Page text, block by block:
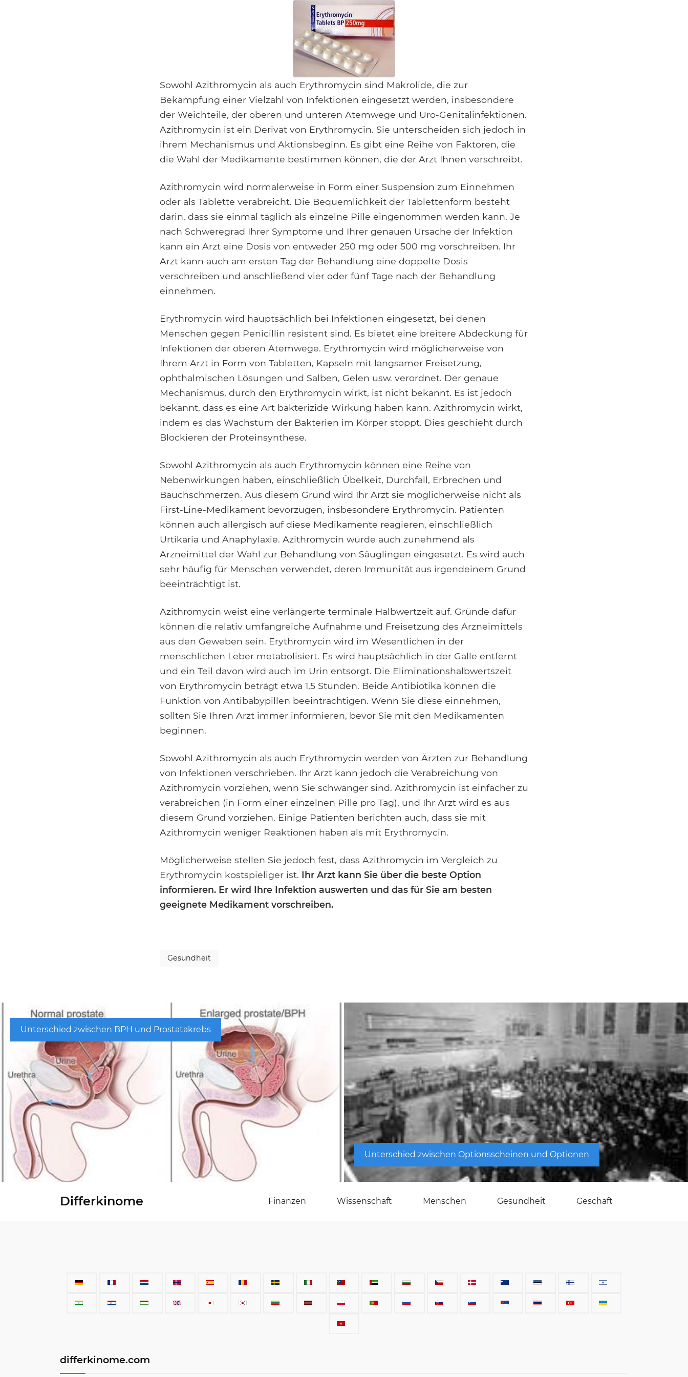
Facebook Google+Tumblr
Sowohl Azithromycin als auch Erythromycin sind Makrolide, die zur
Bekämpfung einer Vielzahl von Infektionen eingesetzt werden, insbesondere
der Weichteile, der oberen und unteren Atemwege und Uro-Genitalinfektionen.
Azithromycin ist ein Derivat von Erythromycin. Sie unterscheiden sich jedoch in
ihrem Mechanismus und Aktionsbeginn. Es gibt eine Reihe von Faktoren, die
die Wahl der Medikamente bestimmen können, die der Arzt Ihnen verschreibt.
Azithromycin wird normalerweise in Form einer Suspension zum Einnehmen
oder als Tablette verabreicht. Die Bequemlichkeit der Tablettenform besteht
darin, dass sie einmal täglich als einzelne Pille eingenommen werden kann. Je
nach Schweregrad Ihrer Symptome und Ihrer genauen Ursache der Infektion
kann ein Arzt eine Dosis von entweder 250 mg oder 500 mg vorschreiben. Ihr
Arzt kann auch am ersten Tag der Behandlung eine doppelte Dosis
verschreiben und anschließend vier oder fünf Tage nach der Behandlung
einnehmen.
Erythromycin wird hauptsächlich bei Infektionen eingesetzt, bei denen
Menschen gegen Penicillin resistent sind. Es bietet eine breitere Abdeckung für
Infektionen der oberen Atemwege. Erythromycin wird möglicherweise von
Ihrem Arzt in Form von Tabletten, Kapseln mit langsamer Freisetzung,
ophthalmischen Lösungen und Salben, Gelen usw. verordnet. Der genaue
Mechanismus, durch den Erythromycin wirkt, ist nicht bekannt. Es ist jedoch
bekannt, dass es eine Art bakterizide Wirkung haben kann. Azithromycin wirkt,
indem es das Wachstum der Bakterien im Körper stoppt. Dies geschieht durch
Blockieren der Proteinsynthese.
Sowohl Azithromycin als auch Erythromycin können eine Reihe von
Nebenwirkungen haben, einschließlich Übelkeit, Durchfall, Erbrechen und
Bauchschmerzen. Aus diesem Grund wird Ihr Arzt sie möglicherweise nicht als
First-Line-Medikament bevorzugen, insbesondere Erythromycin. Patienten
können auch allergisch auf diese Medikamente reagieren, einschließlich
Urtikaria und Anaphylaxie. Azithromycin wurde auch zunehmend als
Arzneimittel der Wahl zur Behandlung von Säuglingen eingesetzt. Es wird auch
sehr häufig für Menschen verwendet, deren Immunität aus irgendeinem Grund
beeinträchtigt ist.
Azithromycin weist eine verlängerte terminale Halbwertzeit auf. Gründe dafür
können die relativ umfangreiche Aufnahme und Freisetzung des Arzneimittels
aus den Geweben sein. Erythromycin wird im Wesentlichen in der
menschlichen Leber metabolisiert. Es wird hauptsächlich in der Galle entfernt
und ein Teil davon wird auch im Urin entsorgt. Die Eliminationshalbwertszeit
von Erythromycin beträgt etwa 1,5 Stunden. Beide Antibiotika können die
Funktion von Antibabypillen beeinträchtigen. Wenn Sie diese einnehmen,
sollten Sie Ihren Arzt immer informieren, bevor Sie mit den Medikamenten
beginnen.
Sowohl Azithromycin als auch Erythromycin werden von Ärzten zur Behandlung
von Infektionen verschrieben. Ihr Arzt kann jedoch die Verabreichung von
Azithromycin vorziehen, wenn Sie schwanger sind. Azithromycin ist einfacher zu
verabreichen (in Form einer einzelnen Pille pro Tag), und Ihr Arzt wird es aus
diesem Grund vorziehen. Einige Patienten berichten auch, dass sie mit
Azithromycin weniger Reaktionen haben als mit Erythromycin.
Möglicherweise stellen Sie jedoch fest, dass Azithromycin im Vergleich zu
Erythromycin kostspieliger ist. Ihr Arzt kann Sie über die beste Option
informieren. Er wird Ihre Infektion auswerten und das für Sie am besten
geeignete Medikament vorschreiben.
Gesundheit
Unterschied zwischen BPH und Prostatakrebs
Unterschied zwischen Optionsscheinen und Optionen
Differkinome Finanzen Wissenschaft Menschen Gesundheit Geschäft
differkinome.com